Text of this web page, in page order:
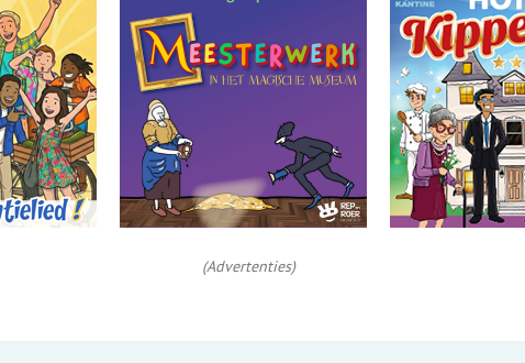
(Advertenties)